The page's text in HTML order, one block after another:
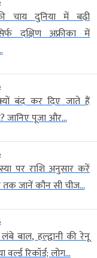
चाय दुनिया में बढ़ी
दक्षिण अफ्रीका में
बंद कर दिए जाते हैं
जानिए पूजा और...
पर राशि अनुसार करें
जानें कौन सी चीज...
बाल, हल्द्वानी की रेनू
रिकॉर्ड; लोग...